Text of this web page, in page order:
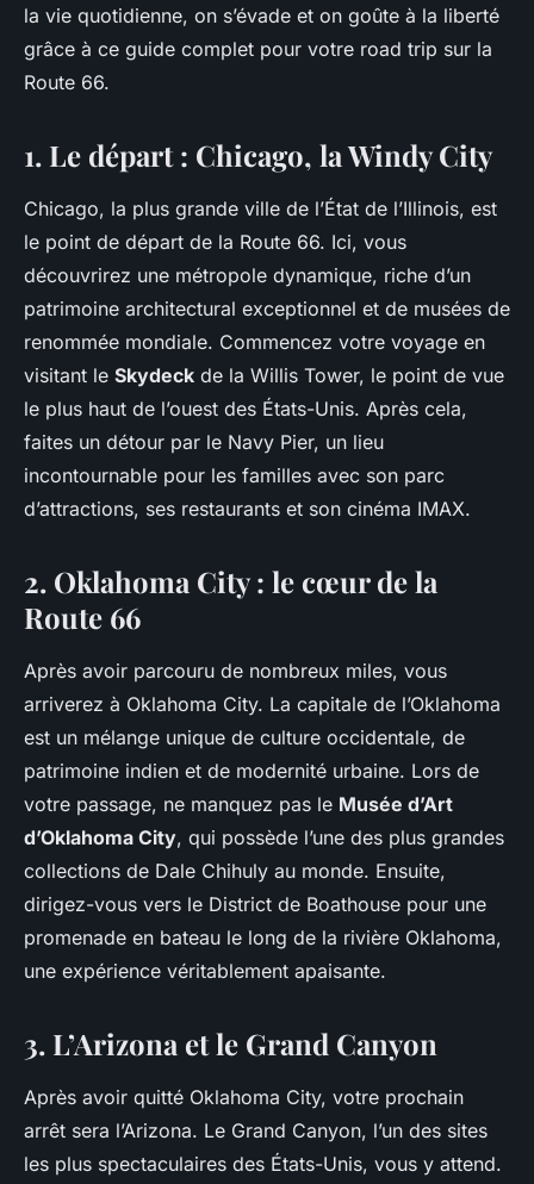
la vie quotidienne, on s’évade et on goûte à la liberté
grâce à ce guide complet pour votre road trip sur la
Route 66.
1. Le départ : Chicago, la Windy City
Chicago, la plus grande ville de l’État de l’Illinois, est
le point de départ de la Route 66. Ici, vous
découvrirez une métropole dynamique, riche d’un
patrimoine architectural exceptionnel et de musées de
renommée mondiale. Commencez votre voyage en
visitant le Skydeck de la Willis Tower, le point de vue
le plus haut de l’ouest des États-Unis. Après cela,
faites un détour par le Navy Pier, un lieu
incontournable pour les familles avec son parc
d’attractions, ses restaurants et son cinéma IMAX.
2. Oklahoma City : le cœur de la
Route 66
Après avoir parcouru de nombreux miles, vous
arriverez à Oklahoma City. La capitale de l’Oklahoma
est un mélange unique de culture occidentale, de
patrimoine indien et de modernité urbaine. Lors de
votre passage, ne manquez pas le Musée d’Art
d’Oklahoma City, qui possède l’une des plus grandes
collections de Dale Chihuly au monde. Ensuite,
dirigez-vous vers le District de Boathouse pour une
promenade en bateau le long de la rivière Oklahoma,
une expérience véritablement apaisante.
3. L’Arizona et le Grand Canyon
Après avoir quitté Oklahoma City, votre prochain
arrêt sera l’Arizona. Le Grand Canyon, l’un des sites
les plus spectaculaires des États-Unis, vous y attend.